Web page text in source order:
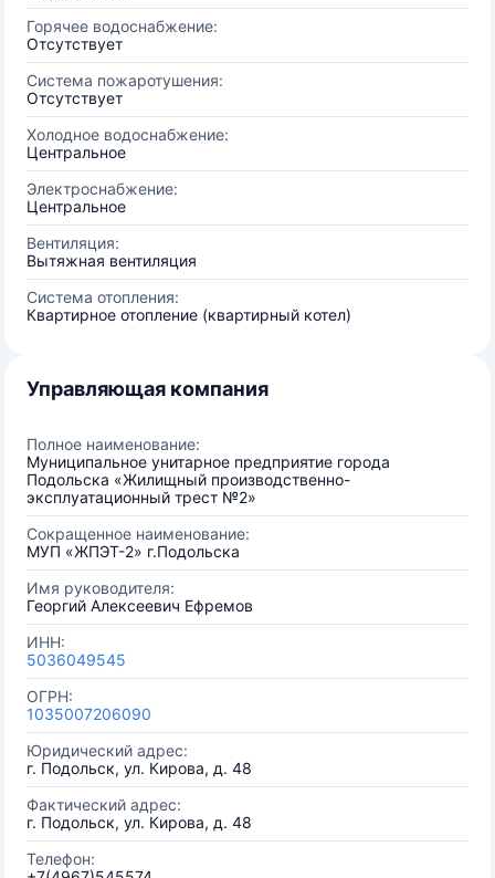
Горячее водоснабжение:
Отсутствует
Система пожаротушения:
Отсутствует
Холодное водоснабжение:
Центральное
Электроснабжение:
Центральное
Вентиляция:
Вытяжная вентиляция
Система отопления:
Квартирное отопление (квартирный котел)
Управляющая компания
Полное наименование:
Муниципальное унитарное предприятие города
Подольска «Жилищный производственно-
эксплуатационный трест №2»
Сокращенное наименование:
МУП «ЖПЭТ-2» г.Подольска
Имя руководителя:
Георгий Алексеевич Ефремов
ИНН:
5036049545
ОГРН:
1035007206090
Юридический адрес:
г. Подольск, ул. Кирова, д. 48
Фактический адрес:
г. Подольск, ул. Кирова, д. 48
Телефон: